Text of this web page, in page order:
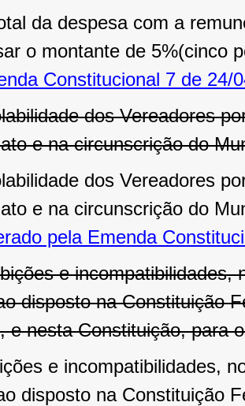
da despesa com a
o montante de 5%(cinco
Constitucional 7 de 24/
dos Vereadores
e na circunscrição do
dos Vereadores
e na circunscrição do
pela Emenda
e incompatibilidades,
disposto na Constituição
e nesta Constituição, para
e incompatibilidades,
disposto na Constituição